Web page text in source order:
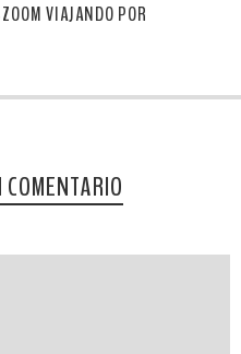
VIAJANDO POR